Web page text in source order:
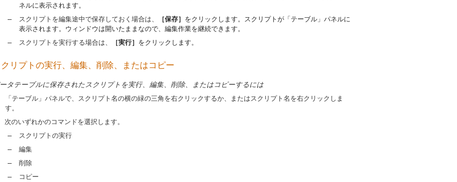
ネルに表示されます。
– スクリプトを編集途中で保存しておく場合は、 ［保存］ をクリックします。スクリプトが「テーブル」パネルに
表示されます。ウィンドウは開いたままなので、編集作業を継続できます。
– スクリプトを実行する場合は、 ［実行］ をクリックします。
クリプトの実行、編集、削除、またはコピー
タテーブルに保存されたスクリプトを実行、編集、削除、またはコピーするには
「テーブル」パネルで、スクリプト名の横の緑の三角を右クリックするか、またはスクリプト名を右クリックしま
す。
次のいずれかのコマンドを選択します。
– スクリプトの実行
– 編集
– 削除
– コピー